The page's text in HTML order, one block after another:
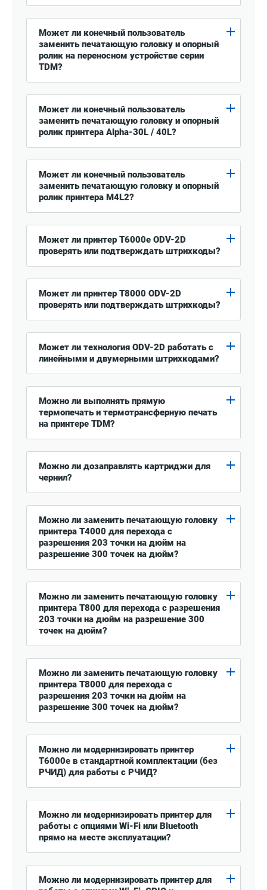
Может ли конечный пользователь
заменить печатающую головку и опорный
ролик на переносном устройстве серии
TDM?
Может ли конечный пользователь
заменить печатающую головку и опорный
ролик принтера Alpha-30L / 40L?
Может ли конечный пользователь
заменить печатающую головку и опорный
ролик принтера M4L2?
Может ли принтер T6000e ODV-2D
проверять или подтверждать штрихкоды?
Может ли принтер T8000 ODV-2D
проверять или подтверждать штрихкоды?
Может ли технология ODV-2D работать с
линейными и двумерными штрихкодами?
Можно ли выполнять прямую
термопечать и термотрансферную печать
на принтере TDM?
Можно ли дозаправлять картриджи для
чернил?
Можно ли заменить печатающую головку
принтера T4000 для перехода с
разрешения 203 точки на дюйм на
разрешение 300 точек на дюйм?
Можно ли заменить печатающую головку
принтера T800 для перехода с разрешения
203 точки на дюйм на разрешение 300
точек на дюйм?
Можно ли заменить печатающую головку
принтера T8000 для перехода с
разрешения 203 точки на дюйм на
разрешение 300 точек на дюйм?
Можно ли модернизировать принтер
T6000e в стандартной комплектации (без
РЧИД) для работы с РЧИД?
Можно ли модернизировать принтер для
работы с опциями Wi-Fi или Bluetooth
прямо на месте эксплуатации?
Можно ли модернизировать принтер для